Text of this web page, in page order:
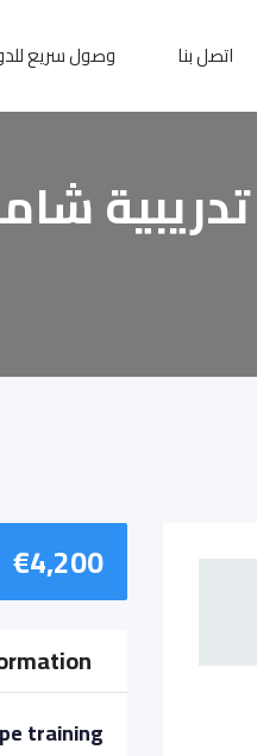
اتصل بنا وصول سريع
تدريبية
€4,200
training